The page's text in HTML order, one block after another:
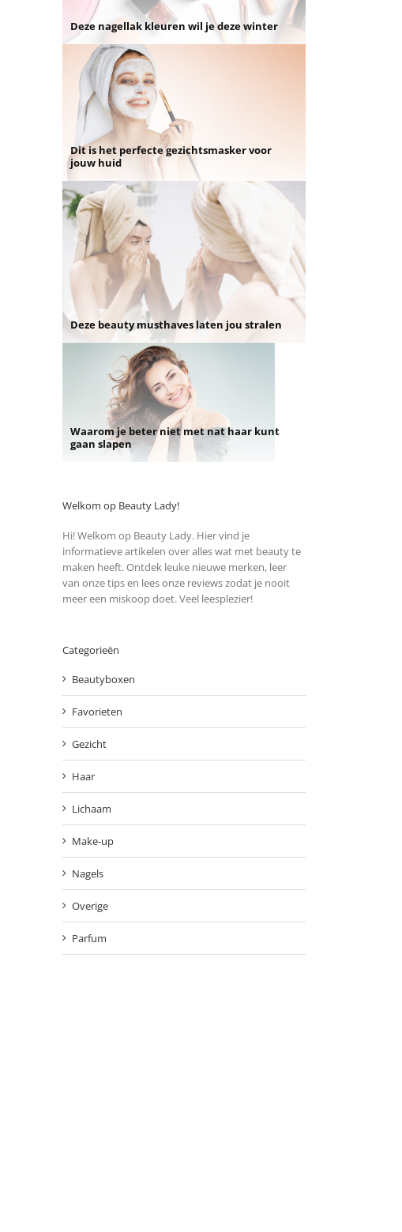
Deze nagellak kleuren wil je deze winter
Dit is het perfecte gezichtsmasker voor
jouw huid
Deze beauty musthaves laten jou stralen
Waarom je beter niet met nat haar kunt
gaan slapen
Welkom op Beauty Lady!
Hi! Welkom op Beauty Lady. Hier vind je
informatieve artikelen over alles wat met beauty te
maken heeft. Ontdek leuke nieuwe merken, leer
van onze tips en lees onze reviews zodat je nooit
meer een miskoop doet. Veel leesplezier!
Categorieën
Beautyboxen
Favorieten
Gezicht
Haar
Lichaam
Make-up
Nagels
Overige
Parfum